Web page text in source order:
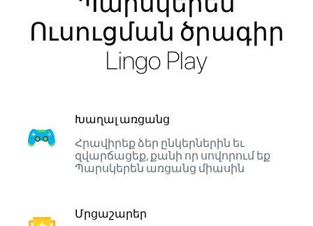
Ուսուցման ծրագիր
Lingo Play
Խաղալ առցանց
Հրավիրեք ձեր ընկերներին եւ
զվարճացեք, քանի որ սովորում եք
Պարսկերեն առցանց միասին
Մրցաշարեր